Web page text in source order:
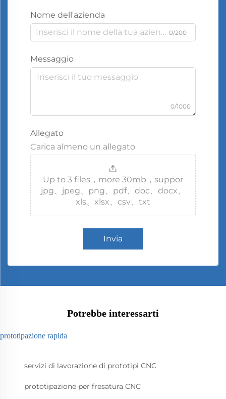
Nome dell'azienda
0/200
Messaggio
0/1000
Allegato
Carica almeno un allegato
Up to 3 files，more 30mb，suppor
jpg、jpeg、png、pdf、doc、docx、
xls、xlsx、csv、txt
Invia
Potrebbe interessarti
prototipazione rapida
servizi di lavorazione di prototipi CNC
prototipazione per fresatura CNC